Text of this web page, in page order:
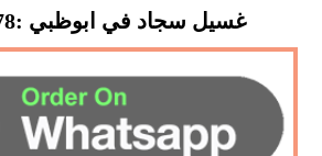
غسيل سجاد في ابوظبي :0568199078